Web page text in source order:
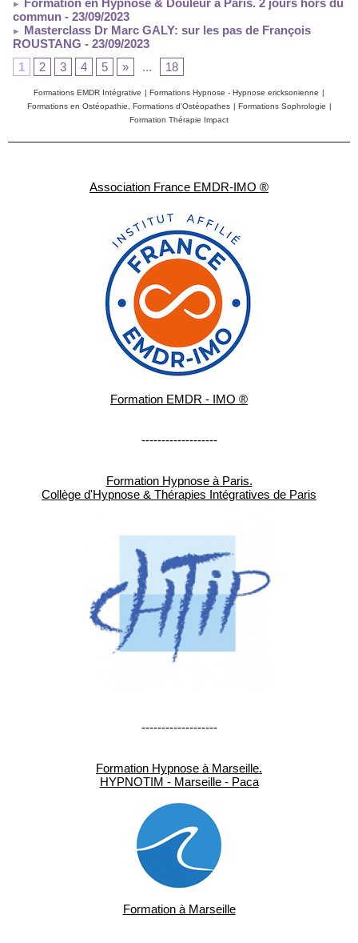
Association France EMDR-IMO ®
Formation EMDR - IMO ®
-------------------
Formation Hypnose à Paris.
Collège d'Hypnose & Thérapies Intégratives de Paris
-------------------
Formation Hypnose à Marseille.
HYPNOTIM - Marseille - Paca
Formation à Marseille
Formation en Hypnose & Douleur à Paris. 2 jours hors du
commun - 23/09/2023
Masterclass Dr Marc GALY: sur les pas de François
ROUSTANG - 23/09/2023
1
2 3 4 5 » ... 18
Formations EMDR Intégrative | Formations Hypnose - Hypnose ericksonienne |
Formations en Ostéopathie, Formations d'Ostéopathes | Formations Sophrologie |
Formation Thérapie Impact